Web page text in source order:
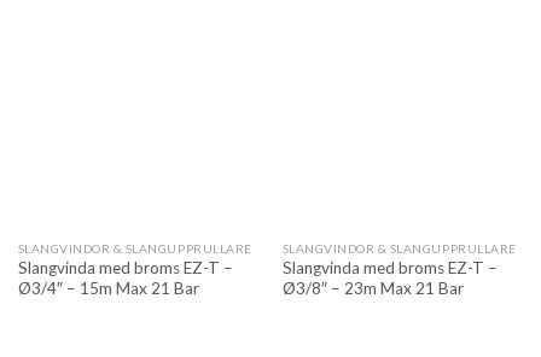
SLANGVINDOR & SLANGUPPRULLARE
Slangvinda med broms EZ-T –
Ø3/4″ – 15m Max 21 Bar
SLANGVINDOR & SLANGUPPRULLARE
Slangvinda med broms EZ-T –
Ø3/8″ – 23m Max 21 Bar